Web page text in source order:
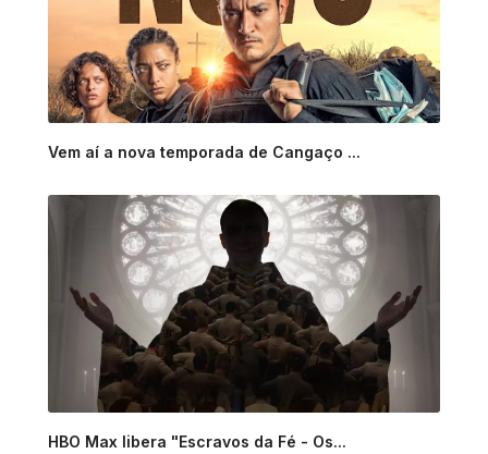
Vem aí a nova temporada de Cangaço ...
HBO Max libera "Escravos da Fé - Os...